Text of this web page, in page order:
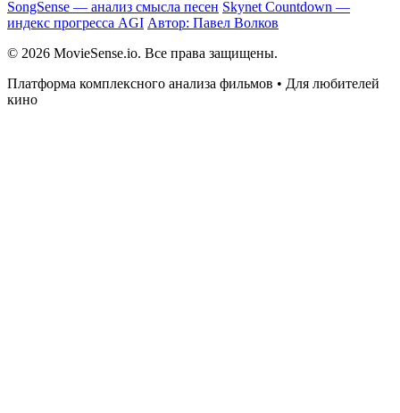
SongSense — анализ смысла песен Skynet Countdown —
индекс прогресса AGI Автор: Павел Волков
© 2026 MovieSense.io. Все права защищены.
Платформа комплексного анализа фильмов • Для любителей
кино